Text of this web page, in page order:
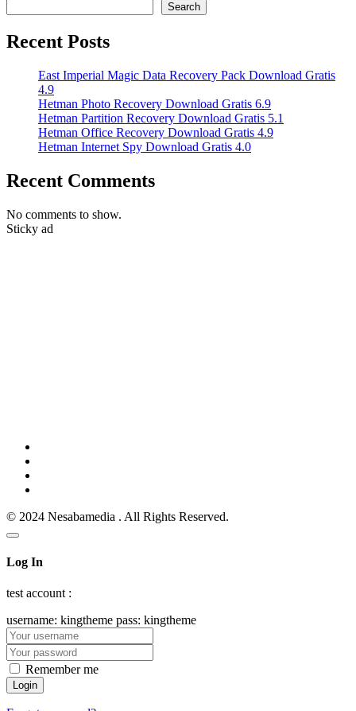
Search
Recent Posts
East Imperial Magic Data Recovery Pack Download Gratis
4.9
Hetman Photo Recovery Download Gratis 6.9
Hetman Partition Recovery Download Gratis 5.1
Hetman Office Recovery Download Gratis 4.9
Hetman Internet Spy Download Gratis 4.0
Recent Comments
No comments to show.
Sticky ad
© 2024 Nesabamedia . All Rights Reserved.
Log In
test account :
username: kingtheme pass: kingtheme
Remember me